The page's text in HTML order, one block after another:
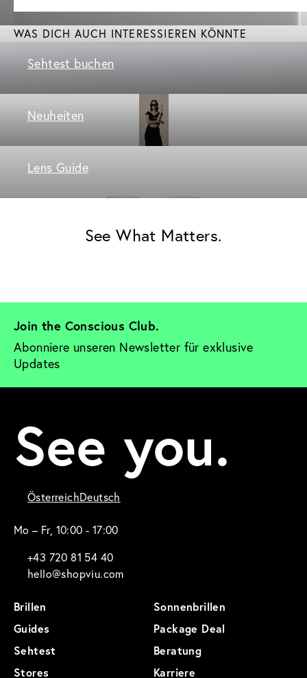
WAS DICH AUCH INTERESSIEREN KÖNNTE
Sehtest buchen
Neuheiten
Lens Guide
See What Matters.
Join the Conscious Club.
Abonniere unseren Newsletter für exklusive
Updates
See you.
ÖsterreichDeutsch
Mo – Fr, 10:00 - 17:00
+43 720 81 54 40
hello@shopviu.com
Brillen
Sonnenbrillen
Guides
Package Deal
Sehtest
Beratung
Stores
Karriere